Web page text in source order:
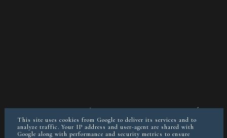
POSTAW MI KAWĘ JEŚLI CHCESZ
This site uses cookies from Google to deliver its services and to
analyze traffic. Your IP address and user-agent are shared with
Google along with performance and security metrics to ensure